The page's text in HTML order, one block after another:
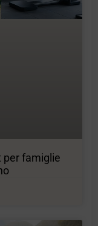
per famiglie